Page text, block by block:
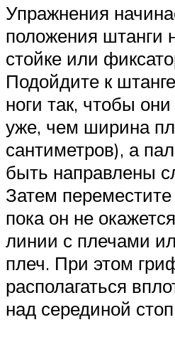
Упражнения
положения штанги
стойке или
Подойдите к
ноги так, чтобы
уже, чем ширина
сантиметров), а
быть направлены
Затем
пока он не
линии с плечами
плеч. При этом
располагаться
над серединой стоп